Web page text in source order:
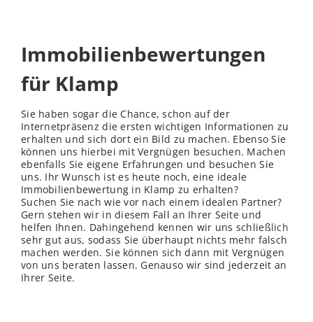
Immobilienbewertungen
für Klamp
Sie haben sogar die Chance, schon auf der
Internetpräsenz die ersten wichtigen Informationen zu
erhalten und sich dort ein Bild zu machen. Ebenso Sie
können uns hierbei mit Vergnügen besuchen. Machen
ebenfalls Sie eigene Erfahrungen und besuchen Sie
uns. Ihr Wunsch ist es heute noch, eine ideale
Immobilienbewertung in Klamp zu erhalten?
Suchen Sie nach wie vor nach einem idealen Partner?
Gern stehen wir in diesem Fall an Ihrer Seite und
helfen Ihnen. Dahingehend kennen wir uns schließlich
sehr gut aus, sodass Sie überhaupt nichts mehr falsch
machen werden. Sie können sich dann mit Vergnügen
von uns beraten lassen. Genauso wir sind jederzeit an
Ihrer Seite.